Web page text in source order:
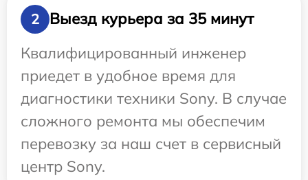
2
Выезд курьера за 35 минут
Квалифицированный инженер
приедет в удобное время для
диагностики техники Sony. В случае
сложного ремонта мы обеспечим
перевозку за наш счет в сервисный
центр Sony.